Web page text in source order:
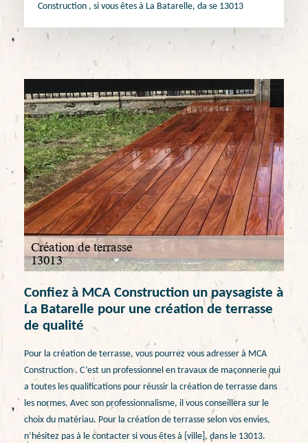
Construction , si vous êtes à La Batarelle, da se 13013
Confiez à MCA Construction un paysagiste à
La Batarelle pour une création de terrasse
de qualité
Pour la création de terrasse, vous pourrez vous adresser à MCA
Construction . C’est un professionnel en travaux de maçonnerie qui
a toutes les qualifications pour réussir la création de terrasse dans
les normes. Avec son professionnalisme, il vous conseillera sur le
choix du matériau. Pour la création de terrasse selon vos envies,
n’hésitez pas à le contacter si vous êtes à {ville], dans le 13013.